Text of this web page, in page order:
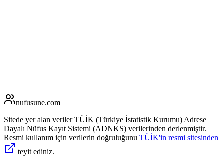
nufusune.com
Sitede yer alan veriler TÜİK (Türkiye İstatistik Kurumu) Adrese
Dayalı Nüfus Kayıt Sistemi (ADNKS) verilerinden derlenmiştir.
Resmi kullanım için verilerin doğruluğunu TÜİK'in resmi sitesinden
teyit ediniz.